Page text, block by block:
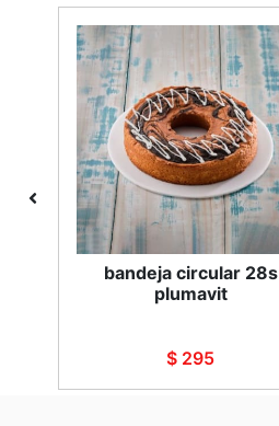
bandeja circular 28s
plumavit
$ 295